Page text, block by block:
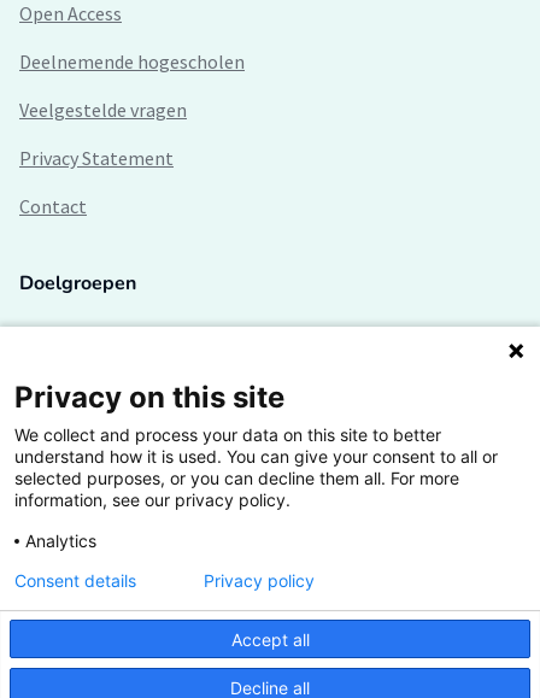
Open Access
Deelnemende hogescholen
Veelgestelde vragen
Privacy Statement
Contact
Doelgroepen
Lectoren en onderzoekers
Bedrijven
Hogescholen
De grootste kennisbank van het HBO
Inspiratie op jouw vakgebied
Privacy on this site
We collect and process your data on this site to better
understand how it is used. You can give your consent to all or
selected purposes, or you can decline them all. For more
information, see our privacy policy.
Analytics
Accept all
Decline all
Consent details Privacy policy